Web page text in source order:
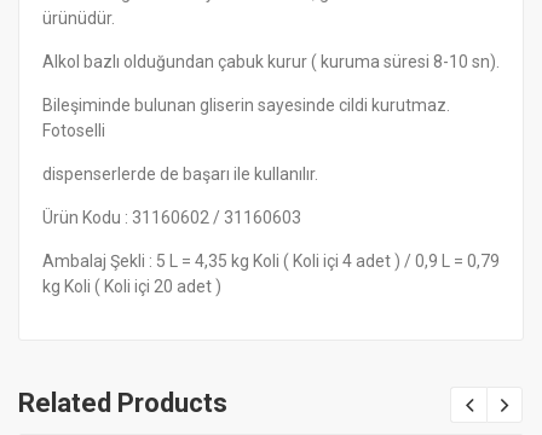
ürünüdür.
Alkol bazlı olduğundan çabuk kurur ( kuruma süresi 8-10 sn).
Bileşiminde bulunan gliserin sayesinde cildi kurutmaz.
Fotoselli
dispenserlerde de başarı ile kullanılır.
Ürün Kodu : 31160602 / 31160603
Ambalaj Şekli : 5 L = 4,35 kg Koli ( Koli içi 4 adet ) / 0,9 L = 0,79
kg Koli ( Koli içi 20 adet )
Related Products